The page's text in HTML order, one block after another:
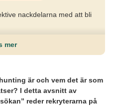
nackdelarna med att bli
mer
är och vem det är som
I detta avsnitt av
reder rekryterarna på